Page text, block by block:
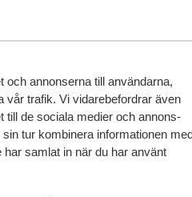
och annonserna till användarna,
vår trafik. Vi vidarebefordrar även
till de sociala medier och annons-
tur kombinera informationen
samlat in när du har använt